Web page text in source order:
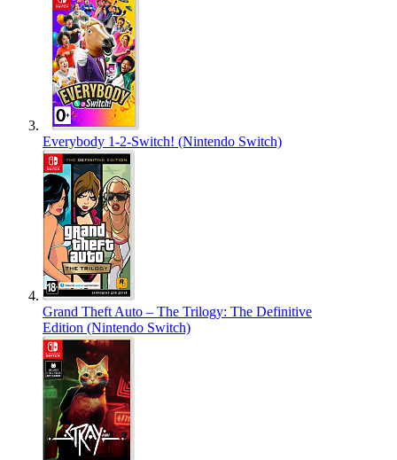
Everybody 1-2-Switch! (Nintendo Switch)
Grand Theft Auto – The Trilogy: The Definitive
Edition (Nintendo Switch)